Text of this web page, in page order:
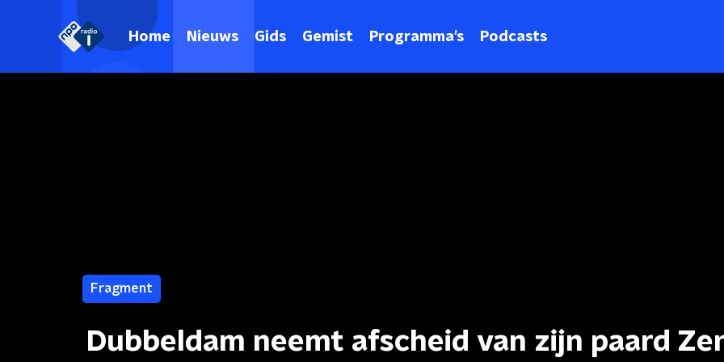
Home Nieuws Gids Gemist Programma's Podcasts
Fragment
Dubbeldam neemt afscheid van zijn paard